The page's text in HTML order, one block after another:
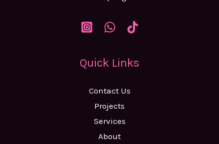
Quick Links
Contact Us
Projects
Services
About